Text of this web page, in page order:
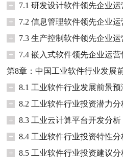
+
7.1 研发设计软件领先企业
+
7.2 信息管理软件领先企业
+
7.3 生产控制软件领先企业
+
7.4 嵌入式软件领先企业运营
第8章：中国工业软件行业发展
+
8.1 工业软件行业发展前景预
+
8.2 工业软件行业投资潜力分
+
8.3 工业云计算平台开发分析
+
8.4 工业软件行业投资特性分
+
8.5 工业软件行业投资建议分